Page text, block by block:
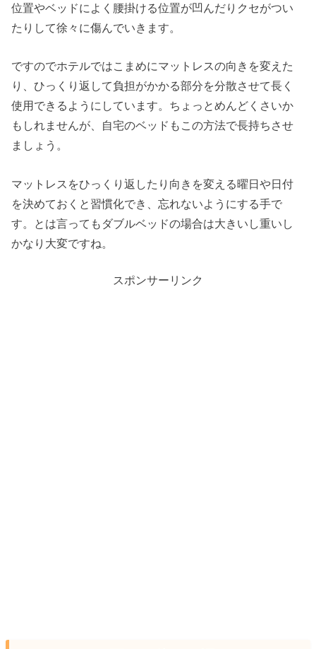
位置やベッドによく腰掛ける位置が凹んだりクセがつい
たりして徐々に傷んでいきます。
ですのでホテルではこまめにマットレスの向きを変えた
り、ひっくり返して負担がかかる部分を分散させて長く
使用できるようにしています。ちょっとめんどくさいか
もしれませんが、自宅のベッドもこの方法で長持ちさせ
ましょう。
マットレスをひっくり返したり向きを変える曜日や日付
を決めておくと習慣化でき、忘れないようにする手で
す。とは言ってもダブルベッドの場合は大きいし重いし
かなり大変ですね。
スポンサーリンク